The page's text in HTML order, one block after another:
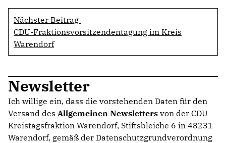
CDU Kreisverband Warendorf-Beckum
CDU Regionalrat Münster
Kommunalpolitische Vereinigung KPV NRW
Nächster Beitrag
CDU-Fraktionsvorsitzendentagung im Kreis
Warendorf
Newsletter
Ich willige ein, dass die vorstehenden Daten für den
Versand des Allgemeinen Newsletters von der CDU
Kreistagsfraktion Warendorf, Stiftsbleiche 6 in 48231
Warendorf, gemäß der Datenschutzgrundverordnung